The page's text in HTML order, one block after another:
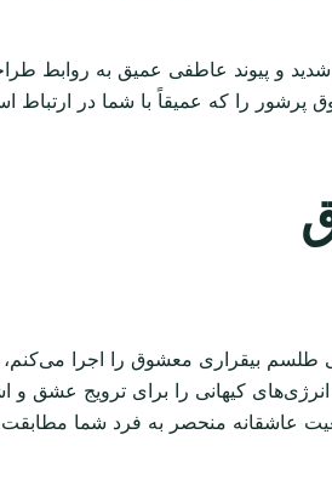
و پیوند عاطفی عمیق به روابط
پرشور را که عمیقاً با شما در
بیقراری معشوق را اجرا می‌کنم،
کیهانی را برای ترویج عشق
منحصر به فرد شما مطابقت